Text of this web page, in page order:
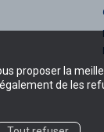
proposer la
de les